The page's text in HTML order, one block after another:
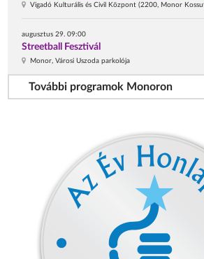
Vigadó Kulturális és Civil Központ (2200, Monor
augusztus 29. 09:00
Streetball Fesztivál
Monor, Városi Uszoda parkolója
További programok Monoron